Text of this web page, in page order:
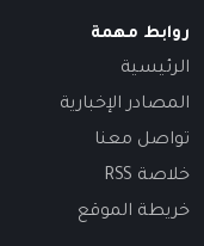
روابط مهمة
الرئيسية
المصادر الإخبارية
تواصل معنا
خلاصة RSS
خريطة الموقع